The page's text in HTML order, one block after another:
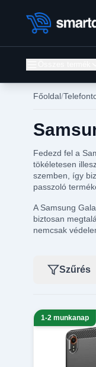
Főoldal
Fedezd fel a
tökéletesen
szemben, így
passzoló
A Samsung
biztosan
nemcsak
Szűrés
1-2 munkanap